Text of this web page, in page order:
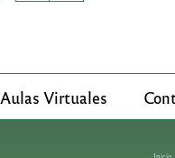
Aulas Virtuales
Inicio